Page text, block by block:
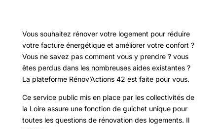
Vous souhaitez rénover votre logement pour réduire
votre facture énergétique et améliorer votre confort ?
Vous ne savez pas comment vous y prendre ? vous
êtes perdus dans les nombreuses aides existantes ?
La plateforme Rénov’Actions 42 est faite pour vous.
Ce service public mis en place par les collectivités de
la Loire assure une fonction de guichet unique pour
toutes les questions de rénovation des logements. Il